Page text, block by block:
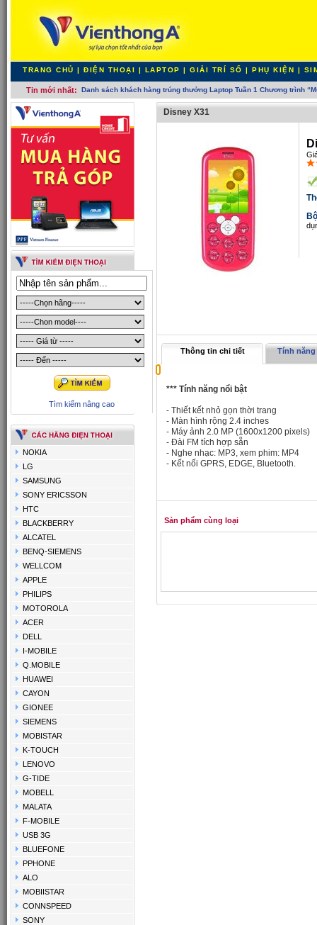
TRANG CHỦ | ĐIỆN THOẠI | LAPTOP | GIẢI TRÍ SỐ | PHỤ KIỆN |
Tin mới nhất: Danh sách khách hàng trúng thưởng Laptop Tuần 1 Chương trình
Tìm kiếm nâng cao
NOKIA
LG
SAMSUNG
SONY ERICSSON
HTC
BLACKBERRY
ALCATEL
BENQ-SIEMENS
WELLCOM
APPLE
PHILIPS
MOTOROLA
ACER
DELL
I-MOBILE
Q.MOBILE
HUAWEI
CAYON
GIONEE
SIEMENS
MOBISTAR
K-TOUCH
LENOVO
G-TIDE
MOBELL
MALATA
F-MOBILE
USB 3G
BLUEFONE
PPHONE
ALO
MOBIISTAR
CONNSPEED
SONY
Disney X31
Thông tin chi tiết Tính
*** Tính năng nổi bật
- Thiết kết nhỏ gọn thời trang
- Màn hình rộng 2.4 inches
- Máy ảnh 2.0 MP (1600x1200 pixels)
- Đài FM tích hợp sẵn
- Nghe nhạc: MP3, xem phim: MP4
- Kết nối GPRS, EDGE, Bluetooth.
Sản phẩm cùng loại